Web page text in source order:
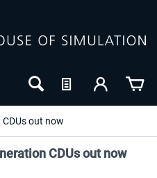
out now
CDUs out now